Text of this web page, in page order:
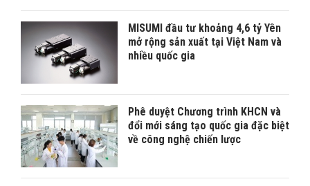
MISUMI đầu tư khoảng 4,6 tỷ Yên
mở rộng sản xuất tại Việt Nam và
nhiều quốc gia
Phê duyệt Chương trình KHCN và
đổi mới sáng tạo quốc gia đặc biệt
về công nghệ chiến lược